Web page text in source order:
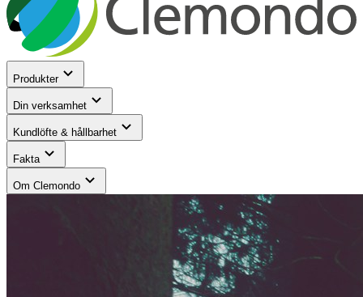
Produkter
Din verksamhet
Kundlöfte & hållbarhet
Fakta
Om Clemondo